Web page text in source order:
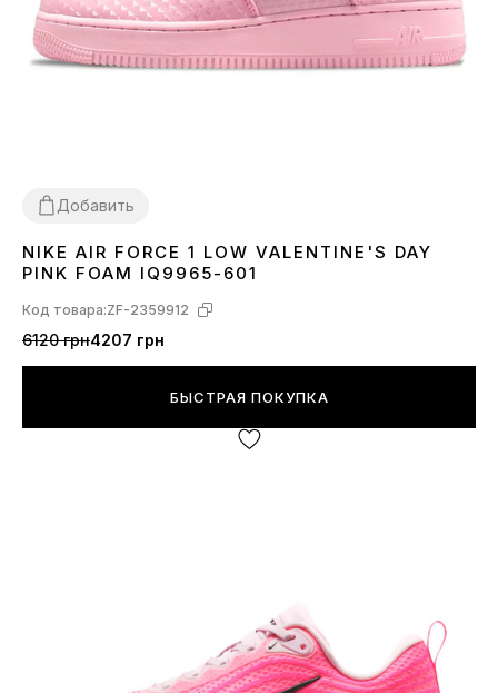
Добавить
3637 38 39 4041
NIKE AIR FORCE 1 LOW VALENTINE'S DAY
PINK FOAM IQ9965-601
Код товара:ZF-2359912
6120 грн4207 грн
БЫСТРАЯ ПОКУПКА